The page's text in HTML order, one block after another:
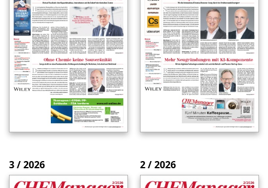
3 / 2026 2 / 2026